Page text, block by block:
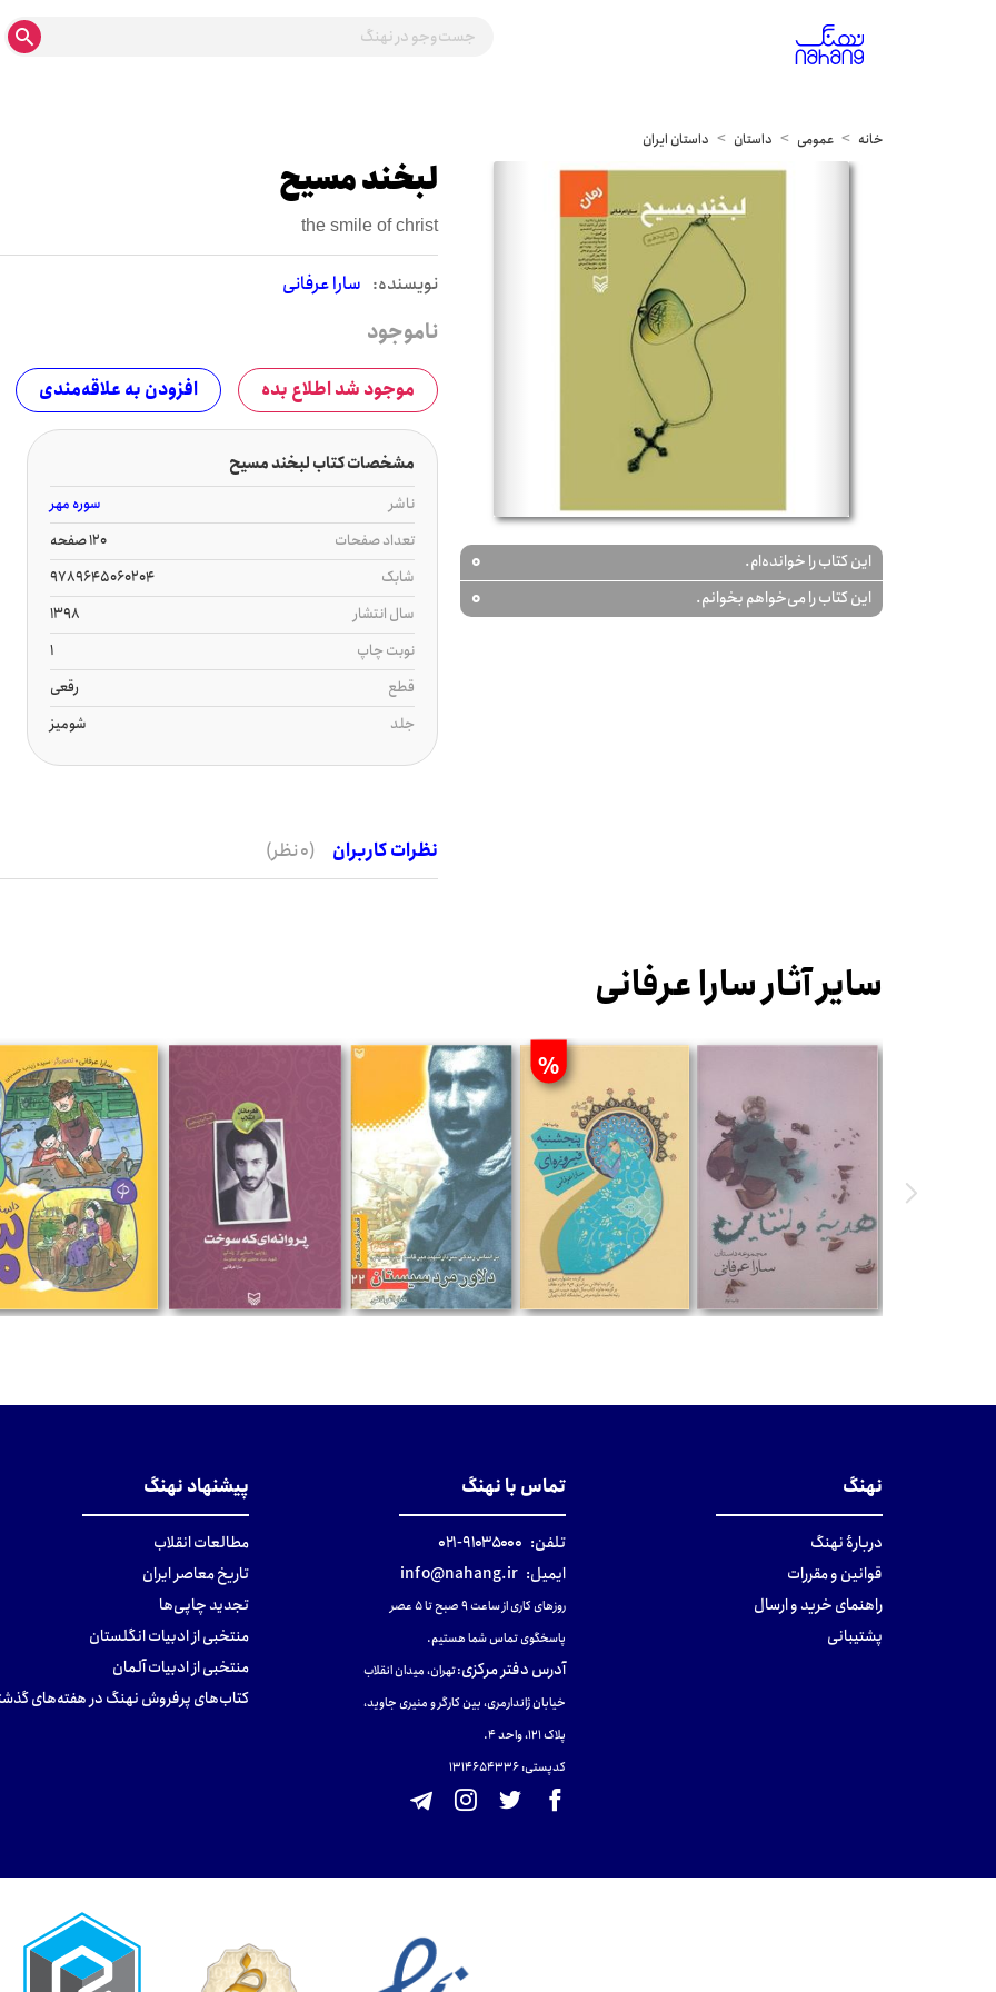
خانه عمومی داستان داستان ایران
این کتاب را خوانده‌ام. 0
این کتاب را می‌خواهم بخوانم. 0
لبخند مسیح
the smile of christ
نويسنده: سارا عرفانی
ناموجود
موجود شد اطلاع بده افزودن به علاقه‌مندی
مشخصات کتاب لبخند مسیح
ناشر
سوره مهر
تعداد صفحات
120 صفحه
شابک
9789645060204
سال انتشار
1398
نوبت چاپ
1
قطع
رقعی
جلد
شومیز
نظرات کاربران (0 نظر)
سایر آثار سارا عرفانی
%
نهنگ
دربارهٔ نهنگ
قوانین و مقررات
راهنمای خرید و ارسال
پشتیبانی
تماس با نهنگ
تلفن: ۹۱۰۳۵۰۰۰-۰۲۱
ایمیل: info@nahang.ir
روزهای کاری از ساعت ۹ صبح تا ۵ عصر
پاسخگوی تماس شما هستیم.
آدرس دفتر مرکزی:تهران، میدان انقلاب
خیابان ژاندارمری، بین کارگر و منیری جاوید،
پلاک 121، واحد ۴.
کدپستی: 131465433۶
پیشنهاد نهنگ
مطالعات انقلاب
تاریخ معاصر ایران
تجدید چاپی‌ها
منتخبی از ادبیات انگلستان
منتخبی از ادبیات آلمان
کتاب‌های پرفروش نهنگ در هفته‌های